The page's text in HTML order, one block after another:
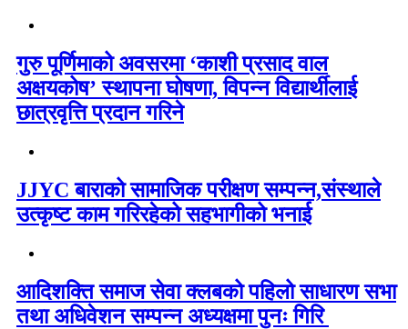
गुरु पूर्णिमाको अवसरमा ‘काशी प्रसाद वाल
अक्षयकोष’ स्थापना घोषणा, विपन्न विद्यार्थीलाई
छात्रवृत्ति प्रदान गरिने
JJYC बाराको सामाजिक परीक्षण सम्पन्न,संस्थाले
उत्कृष्ट काम गरिरहेको सहभागीको भनाई
आदिशक्ति समाज सेवा क्लबको पहिलो साधारण सभा
तथा अधिवेशन सम्पन्न अध्यक्षमा पुनः गिरि